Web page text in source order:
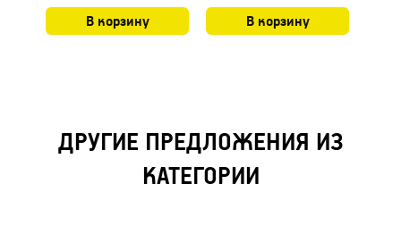
В корзину В корзину
ДРУГИЕ ПРЕДЛОЖЕНИЯ ИЗ
КАТЕГОРИИ